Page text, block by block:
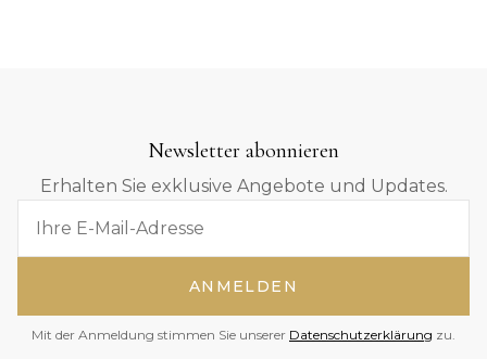
Newsletter abonnieren
Erhalten Sie exklusive Angebote und Updates.
ANMELDEN
Mit der Anmeldung stimmen Sie unserer Datenschutzerklärung zu.